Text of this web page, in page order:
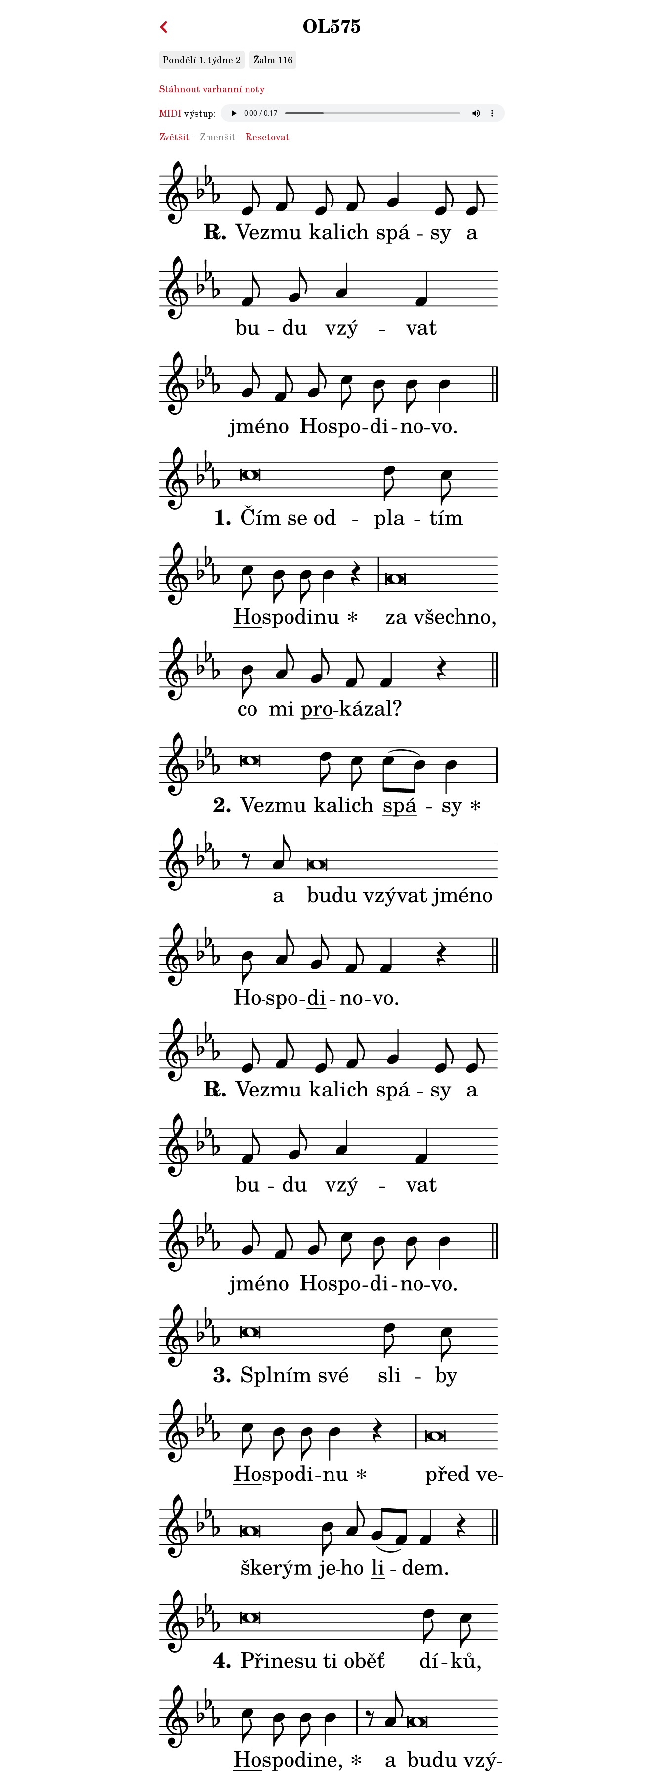
OL575
Pondělí 1. týdne 2 Žalm 116
Stáhnout varhanní noty
MIDI výstup:
Zvětšit – Zmenšit –Resetovat